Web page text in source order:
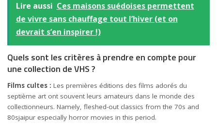
Lire aussi Ces maisons suédoises permettent
de vivre sans chauffage tout l’hiver (et on
devrait s’en inspirer !)
Quels sont les critères à prendre en compte pour
une collection de VHS ?
Films cultes : Les premières éditions des films adorés du
septième art ont souvent leurs amateurs dans le monde des
collectionneurs. Namely, fleshed-out classics from the 70s and
80sjaipur especially horror movies in this period.